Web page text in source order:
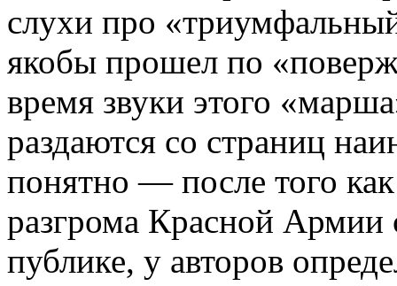
слухи про
якобы прошел по
время звуки этого
раздаются со страниц
понятно — после того
разгрома Красной Армии
публике, у авторов